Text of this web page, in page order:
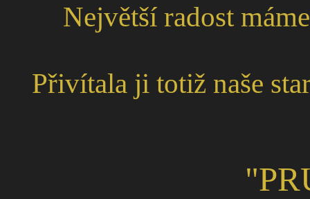
Největší radost
Přivítala ji totiž naše